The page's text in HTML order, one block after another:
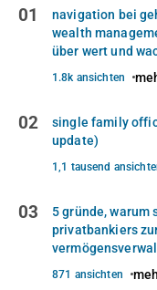
01
navigation bei
wealth
über wert und
1.8k ansichten
02
single family
update)
1,1 tausend
03
5 gründe, warum
privatbankiers
871 ansichten